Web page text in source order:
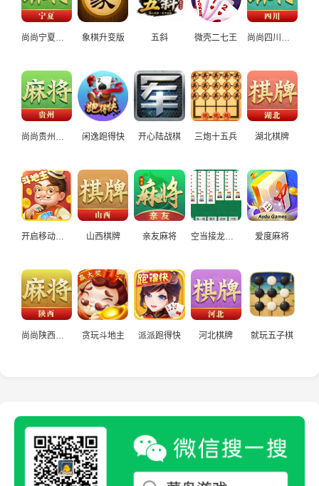
尚尚宁夏麻将 象棋升变版 五斜 微壳二七王 尚尚四川麻将
尚尚贵州麻将 闲逸跑得快 开心陆战棋 三炮十五兵 湖北棋牌
山西棋牌 亲友麻将 空当接龙经典休闲 爱度麻将
贪玩斗地主 派派跑得快 河北棋牌 就玩五子棋